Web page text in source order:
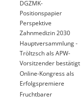
DGZMK-
Positionspapier
Perspektive
Zahnmedizin 2030
Hauptversammlung -
Tröltzsch als APW-
Vorsitzender bestätigt
Online-Kongress als
Erfolgspremiere
Fruchtbarer